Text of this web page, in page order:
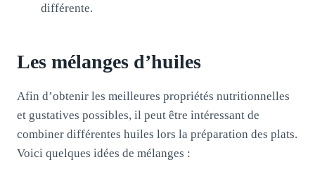
différente.
Les mélanges d’huiles
Afin d’obtenir les meilleures propriétés nutritionnelles
et gustatives possibles, il peut être intéressant de
combiner différentes huiles lors la préparation des plats.
Voici quelques idées de mélanges :